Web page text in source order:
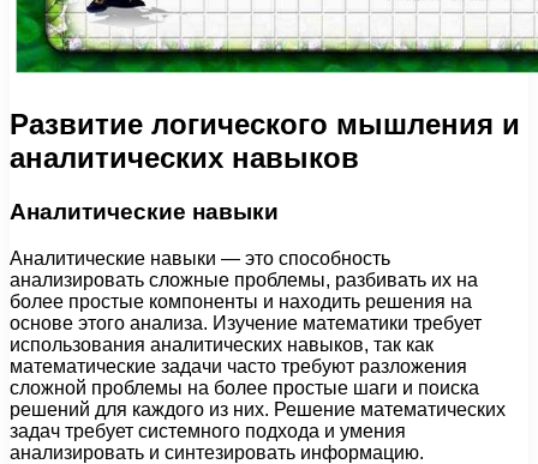
Развитие логического мышления и
аналитических навыков
Аналитические навыки
Аналитические навыки — это способность
анализировать сложные проблемы, разбивать их на
более простые компоненты и находить решения на
основе этого анализа. Изучение математики требует
использования аналитических навыков, так как
математические задачи часто требуют разложения
сложной проблемы на более простые шаги и поиска
решений для каждого из них. Решение математических
задач требует системного подхода и умения
анализировать и синтезировать информацию.